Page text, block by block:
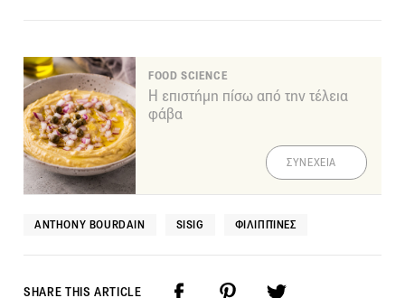
FOOD SCIENCE
Η επιστήμη πίσω από την τέλεια
φάβα
ΣΥΝΕΧΕΙΑ
ANTHONY BOURDAIN SISIG ΦΙΛΙΠΠΊΝΕΣ
SHARE THIS ARTICLE